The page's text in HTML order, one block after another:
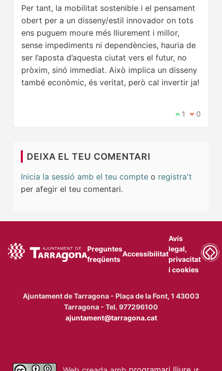
Per tant, la mobilitat sostenible i el pensament
obert per a un disseny/estil innovador on tots
ens puguem moure més lliurement i millor,
sense impediments ni dependències, hauria de
ser l’aposta d’aquesta ciutat vers el futur, no
pròxim, sinó immediat. Això implica un disseny
també econòmic, és veritat, però cal invertir ja!
Estic d'acord
1 No estic
0
DEIXA EL TEU COMENTARI
Inicia la sessió amb el teu compte o registra't
per afegir el teu comentari.
Preguntes
freqüents
Accessibilitat
Avís
legal,
privacitat
i cookies
Ajuntament de Tarragona - Plaça de la Font, 1 43003
Tarragona - Tel. 977296100
ajuntament@tarragona.cat